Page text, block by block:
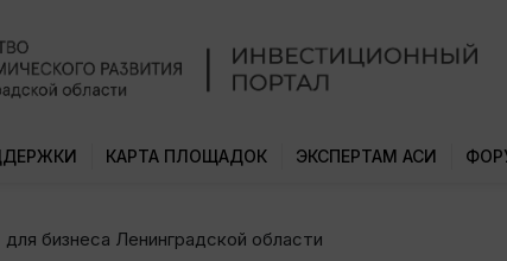
КАРТА ПЛОЩАДОК ЭКСПЕРТАМ АСИ
бизнеса Ленинградской области